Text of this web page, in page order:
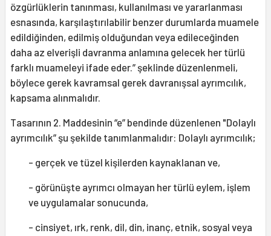
özgürlüklerin tanınması, kullanılması ve yararlanması
esnasında, karşılaştırılabilir benzer durumlarda muamele
edildiğinden, edilmiş olduğundan veya edileceğinden
daha az elverişli davranma anlamına gelecek her türlü
farklı muameleyi ifade eder.” şeklinde düzenlenmeli,
böylece gerek kavramsal gerek davranışsal ayrımcılık,
kapsama alınmalıdır.
Tasarının 2. Maddesinin “e” bendinde düzenlenen "Dolaylı
ayrımcılık” şu şekilde tanımlanmalıdır: Dolaylı ayrımcılık;
- gerçek ve tüzel kişilerden kaynaklanan ve,
- görünüşte ayrımcı olmayan her türlü eylem, işlem
ve uygulamalar sonucunda,
- cinsiyet, ırk, renk, dil, din, inanç, etnik, sosyal veya